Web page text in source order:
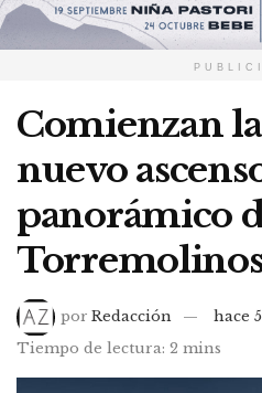
Comienzan
nuevo
panorámico
por Redacción
hace
Tiempo de lectura: 2 mins